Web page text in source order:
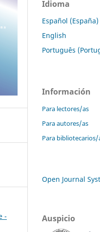
-
Idioma
Español (España)
English
Português
Información
Para lectores/as
Para autores/as
Para bibliotecarios/
Open Journal
Auspicio